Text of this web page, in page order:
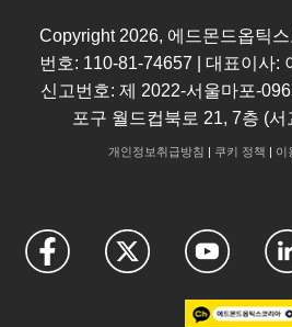
Copyright 2026, 에드몬드옵틱
번호: 110-81-74657 | 대표이사:
신고번호: 제 2022-서울마포-
포구 월드컵북로 21, 7층 (
개인정보취급방침 | 쿠키 정책 | 이